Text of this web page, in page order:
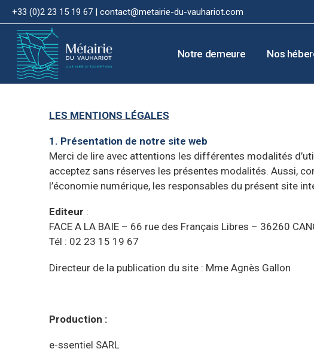
+33 (0)2 23 15 19 67 | contact@metairie-du-vauhariot.com
Notre demeure Nos
LES MENTIONS LÉGALES
1. Présentation de notre site web
Merci de lire avec attentions les différentes modalités
acceptez sans réserves les présentes modalités. Aussi,
l’économie numérique, les responsables du présent site
Editeur :
FACE A LA BAIE – 66 rue des Français Libres – 36260
Tél : 02 23 15 19 67
Directeur de la publication du site : Mme Agnès Gallon
Production :
e-ssentiel SARL